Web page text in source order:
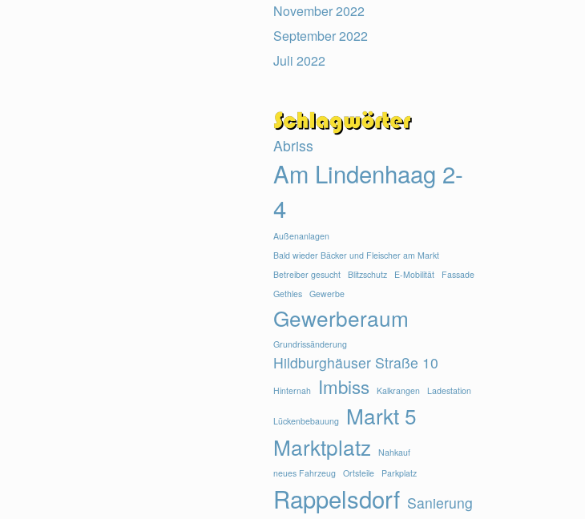
November 2022
September 2022
Juli 2022
Abriss
Am Lindenhaag 2-
4
Außenanlagen
Bald wieder Bäcker und Fleischer am Markt
Betreiber gesucht
Blitzschutz E-Mobilität
Fassade
Gethles
Gewerbe
Gewerberaum
Grundrissänderung
Hildburghäuser Straße 10
Hinternah Imbiss Kalkrangen Ladestation
Lückenbebauung
Markt 5
Marktplatz
Nahkauf
neues Fahrzeug
Ortsteile Parkplatz
Rappelsdorf Sanierung